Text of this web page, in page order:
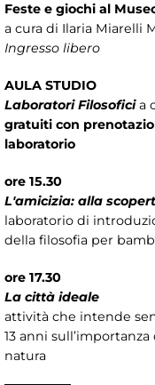
Feste e giochi al
a cura di Ilaria Miarelli
Ingresso libero
AULA STUDIO
Laboratori Filosoficia
gratuiti con
laboratorio
ore 15.30
L'amicizia: alla
laboratorio di
della filosofia per
ore 17.30
La città ideale
attività che intende
13 anni
natura